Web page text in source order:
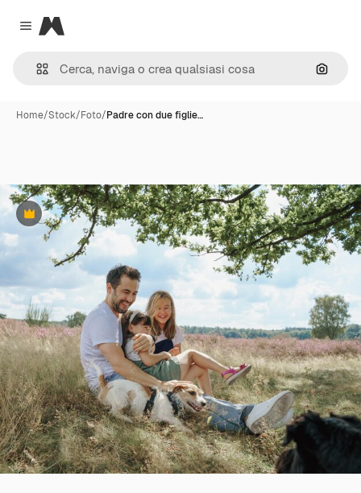
Close menu
Magnific
Cerca
Home/Stock/Foto/Padre con due figlie…
Premium